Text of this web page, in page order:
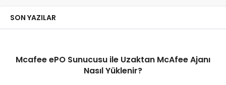
SON YAZILAR
Mcafee ePO Sunucusu ile Uzaktan McAfee Ajanı
Nasıl Yüklenir?